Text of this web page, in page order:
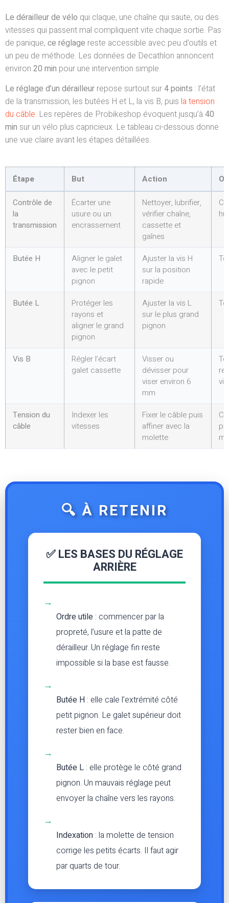
Le dérailleur de vélo qui claque, une chaîne qui saute, ou des
vitesses qui passent mal compliquent vite chaque sortie. Pas
de panique, ce réglage reste accessible avec peu d’outils et
un peu de méthode. Les données de Decathlon annoncent
environ 20 min pour une intervention simple.
Le réglage d’un dérailleur repose surtout sur4 points : l’état
de la transmission, les butées H et L, la vis B, puis la tension
du câble. Les repères de Probikeshop évoquent jusqu’à 40
min sur un vélo plus capricieux. Le tableau ci-dessous donne
une vue claire avant les étapes détaillées.
Étape But Action
Contrôle de
la
transmission
Écarter une
usure ou un
encrassement
Nettoyer, lubrifier,
vérifier chaîne,
cassette et
gaînes
Butée H
Aligner le galet
avec le petit
pignon
Ajuster la vis H
sur la position
rapide
Butée L
Protéger les
rayons et
aligner le grand
pignon
Ajuster la vis L
sur le plus grand
pignon
Vis B
Régler l’écart
galet cassette
Visser ou
dévisser pour
viser environ 6
mm
Tension du
câble
Indexer les
vitesses
Fixer le câble puis
affiner avec la
molette
🔍 À RETENIR
✅ LES BASES DU RÉGLAGE
ARRIÈRE
→
Ordre utile : commencer par la
propreté, l’usure et la patte de
dérailleur. Un réglage fin reste
impossible si la base est fausse.
→
Butée H : elle cale l’extrémité côté
petit pignon. Le galet supérieur doit
rester bien en face.
→
Butée L : elle protège le côté grand
pignon. Un mauvais réglage peut
envoyer la chaîne vers les rayons.
→
Indexation : la molette de tension
corrige les petits écarts. Il faut agir
par quarts de tour.